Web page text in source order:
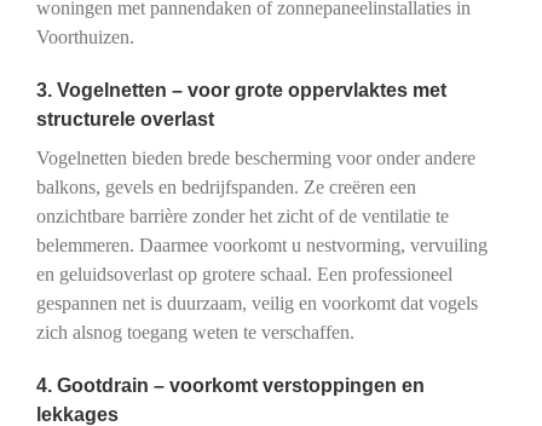
woningen met pannendaken of zonnepaneelinstallaties in
Voorthuizen.
3. Vogelnetten – voor grote oppervlaktes met
structurele overlast
Vogelnetten bieden brede bescherming voor onder andere
balkons, gevels en bedrijfspanden. Ze creëren een
onzichtbare barrière zonder het zicht of de ventilatie te
belemmeren. Daarmee voorkomt u nestvorming, vervuiling
en geluidsoverlast op grotere schaal. Een professioneel
gespannen net is duurzaam, veilig en voorkomt dat vogels
zich alsnog toegang weten te verschaffen.
4. Gootdrain – voorkomt verstoppingen en
lekkages